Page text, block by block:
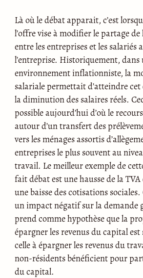
Là où le débat apparait, c’est
l’offre vise à modifier le partage
entre les entreprises et les salariés
l’entreprise. Historiquement, dans
environnement inflationniste, la
salariale permettait d’atteindre
la diminution des salaires réels.
possible aujourd’hui d’où le
autour d’un transfert des
vers les ménages assortis
entreprises le plus souvent au
travail. Le meilleur exemple de
fait débat est une hausse de la
une baisse des cotisations
un impact négatif sur la demande
prend comme hypothèse que la
épargner les revenus du capital
celle à épargner les revenus du
non-résidents bénéficient pour
du capital.